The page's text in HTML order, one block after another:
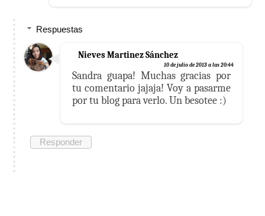
Respuestas
Nieves Martinez Sánchez
10 de julio de 2013 a las 20:44
Sandra guapa! Muchas gracias por
tu comentario jajaja! Voy a pasarme
por tu blog para verlo. Un besotee :)
Responder